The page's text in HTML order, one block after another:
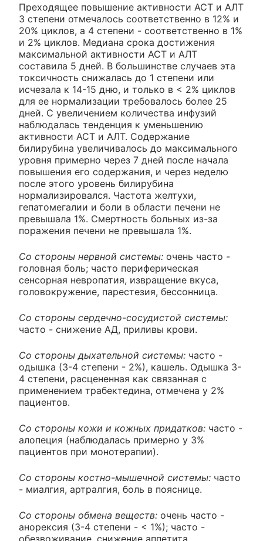
Преходящее повышение активности ACT и АЛТ
3 степени отмечалось соответственно в 12% и
20% циклов, а 4 степени - соответственно в 1%
и 2% циклов. Медиана срока достижения
максимальной активности ACT и АЛТ
составила 5 дней. В большинстве случаев эта
токсичность снижалась до 1 степени или
исчезала к 14-15 дню, и только в < 2% циклов
для ее нормализации требовалось более 25
дней. С увеличением количества инфузий
наблюдалась тенденция к уменьшению
активности ACT и АЛТ. Содержание
билирубина увеличивалось до максимального
уровня примерно через 7 дней после начала
повышения его содержания, и через неделю
после этого уровень билирубина
нормализировался. Частота желтухи,
гепатомегалии и боли в области печени не
превышала 1%. Смертность больных из-за
поражения печени не превышала 1%.
Со стороны нервной системы: очень часто -
головная боль; часто периферическая
сенсорная невропатия, извращение вкуса,
головокружение, парестезия, бессонница.
Со стороны сердечно-сосудистой системы:
часто - снижение АД, приливы крови.
Со стороны дыхательной системы: часто -
одышка (3-4 степени - 2%), кашель. Одышка 3-
4 степени, расцененная как связанная с
применением трабектедина, отмечена у 2%
пациентов.
Со стороны кожи и кожных придатков: часто -
алопеция (наблюдалась примерно у 3%
пациентов при монотерапии).
Со стороны костно-мышечной системы: часто
- миалгия, артралгия, боль в пояснице.
Со стороны обмена веществ: очень часто -
анорексия (3-4 степени - < 1%); часто -
обезвоживание, снижение аппетита,